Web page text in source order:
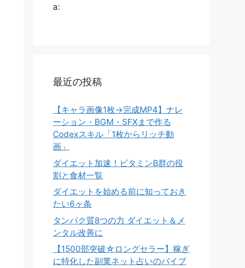
a:
最近の投稿
【キャラ画像1枚→完成MP4】ナレ
ーション・BGM・SFXまで作る
Codexスキル「1枚からリッチ動
画」
ダイエット加速！ビタミンB群の役
割と食材一覧
ダイエットを始める前に知っておき
たい6ヶ条
タンパク質8つの力 ダイエット＆メ
ンタル改善に
【1500部突破☆ロングセラー】稼ぎ
に特化した副業ネット占いのバイブ